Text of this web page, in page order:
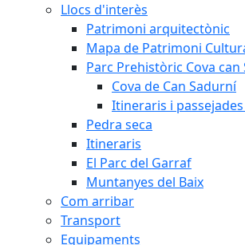
Llocs d'interès
Patrimoni arquitectònic
Mapa de Patrimoni
Parc Prehistòric Cova can
Cova de Can Sadurní
Itineraris i
Pedra seca
Itineraris
El Parc del Garraf
Muntanyes del Baix
Com arribar
Transport
Equipaments